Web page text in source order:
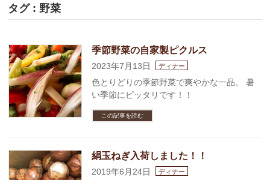
タグ : 野菜
季節野菜の自家製ピクルス
2023年7月13日 ディナー
色とりどりの季節野菜で爽やかな一品。 暑
い季節にピッタリです！！
この記事を読む
絹玉ねぎ入荷しました！！
2019年6月24日 ディナー